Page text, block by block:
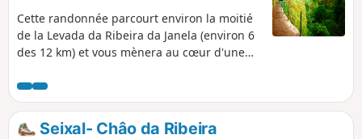
Cette randonnée parcourt environ la moitié
de la Levada da Ribeira da Janela (environ 6
des 12 km) et vous mènera au cœur d'une
énormes fougères et parois
impressionnantes. Quelques points de vue
sur la vallée de la Ribeira da Janela (plus
Seixal- Châo da Ribeira